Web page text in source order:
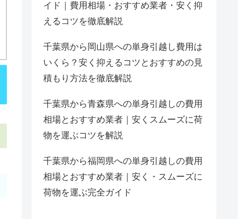
イド｜費用相場・おすすめ業者・安く抑
えるコツを徹底解説
千葉県から岡山県への単身引越し費用は
いくら？安く抑えるコツとおすすめの見
積もり方法を徹底解説
千葉県から青森県への単身引越しの費用
相場とおすすめ業者｜安くスムーズに荷
物を運ぶコツを解説
千葉県から福岡県への単身引越しの費用
相場とおすすめ業者｜安く・スムーズに
荷物を運ぶ完全ガイド